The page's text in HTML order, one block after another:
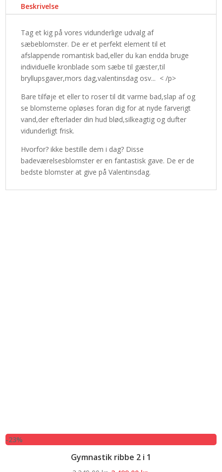
Beskrivelse
Tag et kig på vores vidunderlige udvalg af
sæbeblomster. De er et perfekt element til et
afslappende romantisk bad,eller du kan endda bruge
individuelle kronblade som sæbe til gæster,til
bryllupsgaver,mors dag,valentinsdag osv... < /p>
Bare tilføje et eller to roser til dit varme bad,slap af og
se blomsterne opløses foran dig for at nyde farverigt
vand,der efterlader din hud blød,silkeagtig og dufter
vidunderligt frisk.
Hvorfor? ikke bestille dem i dag? Disse
badeværelsesblomster er en fantastisk gave. De er de
bedste blomster at give på Valentinsdag.
-23%
Gymnastik ribbe 2 i 1